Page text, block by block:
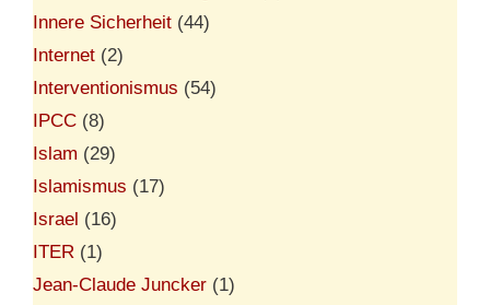
Innere Sicherheit (44)
Internet (2)
Interventionismus (54)
IPCC (8)
Islam (29)
Islamismus (17)
Israel (16)
ITER (1)
Jean-Claude Juncker (1)